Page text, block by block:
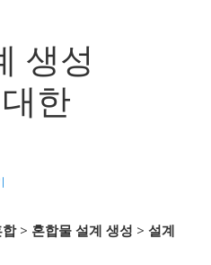
생성
한
합> 혼합물 설계 생성 > 설계